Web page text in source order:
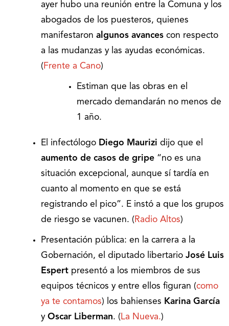
ayer hubo una reunión entre la Comuna y los
abogados de los puesteros, quienes
manifestaron algunos avances con respecto
a las mudanzas y las ayudas económicas.
(Frente a Cano)
Estiman que las obras en el
mercado demandarán no menos de
1 año.
El infectólogo Diego Maurizi dijo que el
aumento de casos de gripe “no es una
situación excepcional, aunque sí tardía en
cuanto al momento en que se está
registrando el pico”. E instó a que los grupos
de riesgo se vacunen. (Radio Altos)
Presentación pública: en la carrera a la
Gobernación, el diputado libertario José Luis
Espert presentó a los miembros de sus
equipos técnicos y entre ellos figuran (como
ya te contamos) los bahienses Karina García
y Oscar Liberman. (La Nueva.)